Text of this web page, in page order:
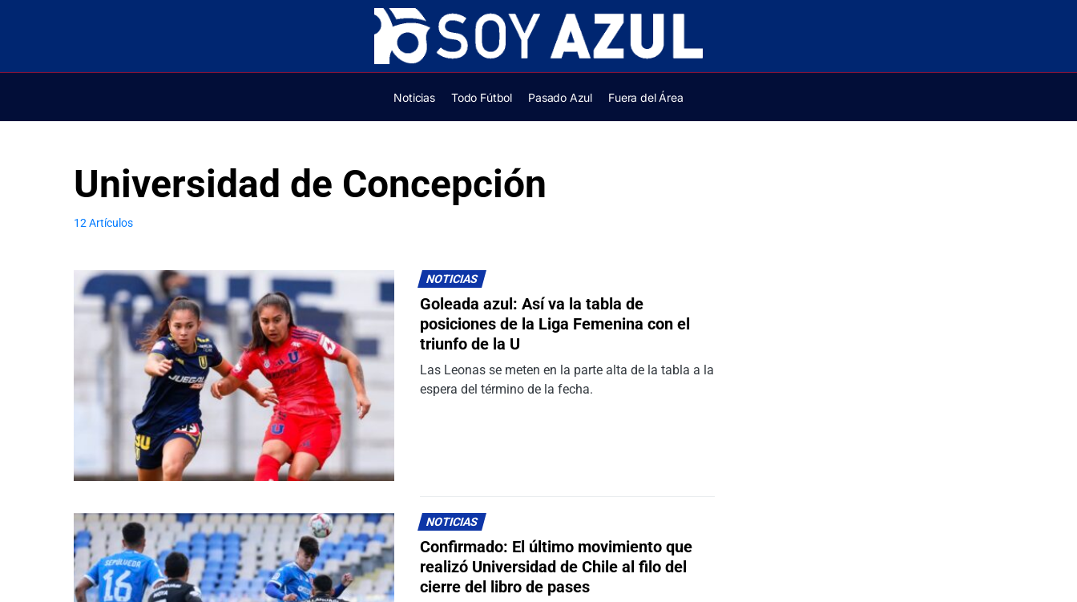
Noticias Todo Fútbol Pasado Azul Fuera del Área
Universidad de Concepción
12 Artículos
NOTICIAS
Goleada azul: Así va la tabla de
posiciones de la Liga Femenina con el
triunfo de la U
Las Leonas se meten en la parte alta de la tabla a la
espera del término de la fecha.
NOTICIAS
Confirmado: El último movimiento que
realizó Universidad de Chile al filo del
cierre del libro de pases